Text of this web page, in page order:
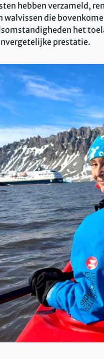
hebben verzameld,
walvissen die
het
prestatie.